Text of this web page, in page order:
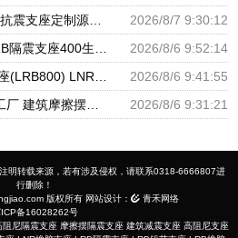
2026/8/7 9:30:12
2026/8/6 9:52:14
2026/8/6 9:41:55
2026/8/6 9:31:21
明转载来源，若有涉及侵权，请联系0318-6666807进
行删除！
版权所有 网站设计：
青禾网络
备16028262号
阻尼隔震支座 摩擦摆隔震支座 建筑减震支座 高阻尼支座